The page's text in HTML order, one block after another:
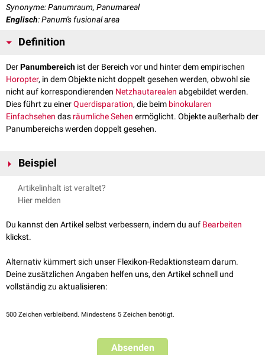
Synonyme: Panumraum, Panumareal
Englisch: Panum's fusional area
Definition
DerPanumbereich ist der Bereich vor und hinter dem empirischen
Horopter, in dem Objekte nicht doppelt gesehen werden, obwohl sie
nicht auf korrespondierenden Netzhautarealen abgebildet werden.
Dies führt zu einerQuerdisparation, die beim binokularen
Einfachsehen das räumliche Sehen ermöglicht. Objekte außerhalb der
Panumbereichs werden doppelt gesehen.
Beispiel
Wenn man ein Objekt fixiert und einen Finger unmittelbar davor hält,
erscheinen Finger und Objekt einfach. Bewegt man den Finger auf die
doppelt. Er befindet sich dann außerhalb des Panumbereichs.
Artikelinhalt ist veraltet?
Hier melden
Du kannst den Artikel selbst verbessern, indem du auf Bearbeiten
klickst.
Alternativ kümmert sich unser Flexikon-Redaktionsteam darum.
Deine zusätzlichen Angaben helfen uns, den Artikel schnell und
vollständig zu aktualisieren:
500 Zeichen verbleibend. Mindestens 5 Zeichen benötigt.
Absenden